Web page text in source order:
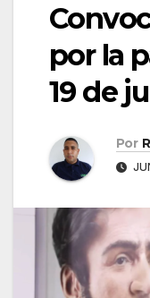
por la
19 de
Por